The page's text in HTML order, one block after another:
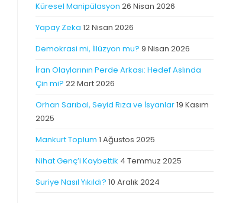
Küresel Manipülasyon 26 Nisan 2026
Yapay Zeka 12 Nisan 2026
Demokrasi mi, İllüzyon mu? 9 Nisan 2026
İran Olaylarının Perde Arkası: Hedef Aslında
Çin mi? 22 Mart 2026
Orhan Sarıbal, Seyid Rıza ve İsyanlar19 Kasım
2025
Mankurt Toplum 1 Ağustos 2025
Nihat Genç’i Kaybettik 4 Temmuz 2025
Suriye Nasıl Yıkıldı? 10 Aralık 2024